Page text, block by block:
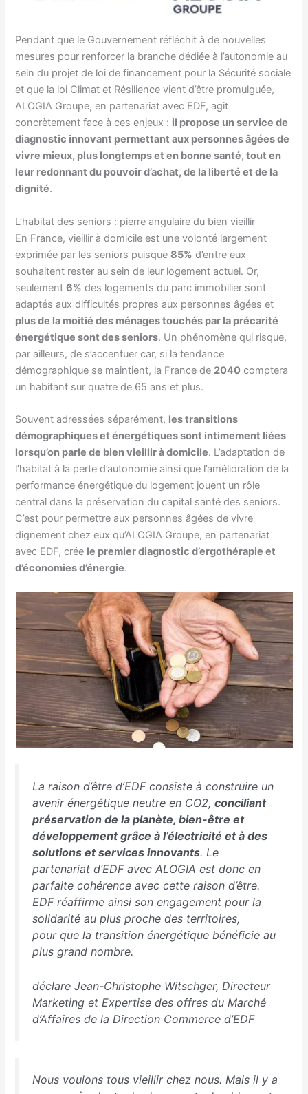
Pendant que le Gouvernement réfléchit à de nouvelles
mesures pour renforcer la branche dédiée à l’autonomie au
sein du projet de loi de financement pour la Sécurité sociale
et que la loi Climat et Résilience vient d’être promulguée,
ALOGIA Groupe, en partenariat avec EDF, agit
concrètement face à ces enjeux : il propose un service de
diagnostic innovant permettant aux personnes âgées de
vivre mieux, plus longtemps et en bonne santé, tout en
leur redonnant du pouvoir d’achat, de la liberté et de la
dignité.
L’habitat des seniors : pierre angulaire du bien vieillir
En France, vieillir à domicile est une volonté largement
exprimée par les seniors puisque85% d’entre eux
souhaitent rester au sein de leur logement actuel. Or,
seulement6% des logements du parc immobilier sont
adaptés aux difficultés propres aux personnes âgées et
plus de la moitié des ménages touchés par la précarité
énergétique sont des seniors. Un phénomène qui risque,
par ailleurs, de s’accentuer car, si la tendance
démographique se maintient, la France de 2040 comptera
un habitant sur quatre de 65 ans et plus.
Souvent adressées séparément, les transitions
démographiques et énergétiques sont intimement liées
lorsqu’on parle de bien vieillir à domicile. L’adaptation de
l’habitat à la perte d’autonomie ainsi que l’amélioration de la
performance énergétique du logement jouent un rôle
central dans la préservation du capital santé des seniors.
C’est pour permettre aux personnes âgées de vivre
dignement chez eux qu’ALOGIA Groupe, en partenariat
avec EDF, crée le premier diagnostic d’ergothérapie et
d’économies d’énergie.
La raison d’être d’EDF consiste à construire un
avenir énergétique neutre en CO2,conciliant
préservation de la planète, bien-être et
développement grâce à l’électricité et à des
solutions et services innovants. Le
partenariat d’EDF avec ALOGIA est donc en
parfaite cohérence avec cette raison d’être.
EDF réaffirme ainsi son engagement pour la
solidarité au plus proche des territoires,
pour que la transition énergétique bénéficie au
plus grand nombre.
déclare Jean-Christophe Witschger, Directeur
Marketing et Expertise des offres du Marché
d’Affaires de la Direction Commerce d’EDF
Nous voulons tous vieillir chez nous. Mais il y a